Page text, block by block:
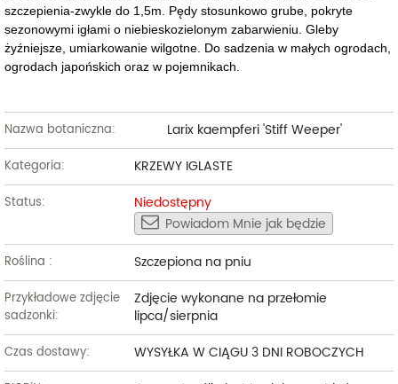
szczepienia-zwykle do 1,5m. Pędy stosunkowo grube, pokryte
sezonowymi igłami o niebieskozielonym zabarwieniu. Gleby
żyźniejsze, umiarkowanie wilgotne. Do sadzenia w małych ogrodach,
ogrodach japońskich oraz w pojemnikach.
Nazwa botaniczna: Larix kaempferi 'Stiff Weeper'
Kategoria: KRZEWY IGLASTE
Status:
Niedostępny
Powiadom Mnie jak będzie
Roślina : Szczepiona na pniu
Przykładowe zdjęcie
sadzonki:
Zdjęcie wykonane na przełomie
lipca/sierpnia
Czas dostawy: WYSYŁKA W CIĄGU 3 DNI ROBOCZYCH